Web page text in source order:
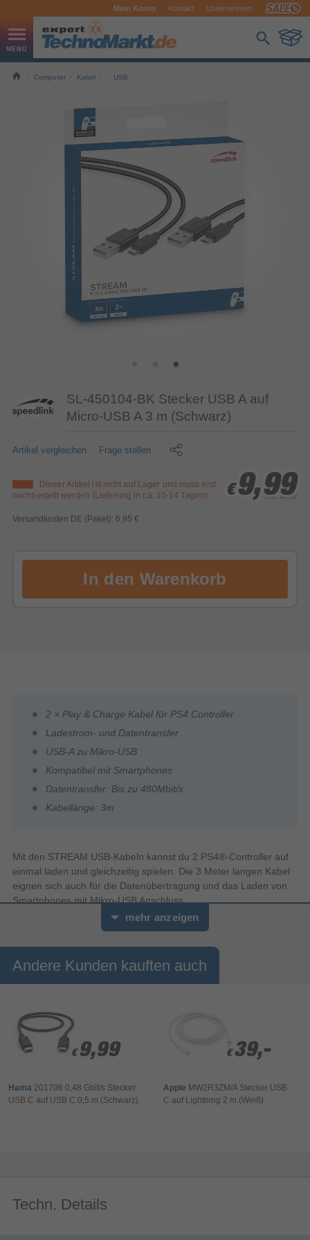
Mein Konto Kontakt Unternehmen
Computer Kabel USB
SL-450104-BK Stecker USB A auf
Micro-USB A 3 m (Schwarz)
Artikel vergleichen Frage stellen
Dieser Artikel ist nicht auf Lager und muss erst
nachbestellt werden (Lieferung in ca. 10-14 Tagen)
Versandkosten DE (Paket): 6,95 €
€ 9,99
€ 9,99
€ 9,99
inkl. MwSt.
2 × Play & Charge Kabel für PS4 Controller
Ladestrom- und Datentransfer
USB-A zu Mikro-USB
Kompatibel mit Smartphones
Datentransfer: Bis zu 480Mbit/s
Kabellänge: 3m
Mit den STREAM USB-Kabeln kannst du 2 PS4®-Controller auf
einmal laden und gleichzeitig spielen. Die 3 Meter langen Kabel
eignen sich auch für die Datenübertragung und das Laden von
Smartphones mit Mikro-USB Anschluss.
mehr anzeigen
Andere Kunden kauften auch
€ 9,99
€ 9,99
Hama 201706 0,48 Gbit/s Stecker
USB C auf USB C 0,5 m (Schwarz)
€ 39,-
€ 39,-
Apple MW2R3ZM/A Stecker USB
C auf Lightning 2 m (Weiß)
Techn. Details